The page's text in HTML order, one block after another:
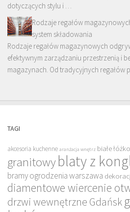
dotyczących stylu i …
Rodzaje regałów
system składowania
Rodzaje regałów magazynowych
efektywnym zarządzaniu przestrzenią i
magazynach. Od tradycyjnych regałów
TAGI
akcesoria kuchenne aranżacja wnętrz białe
granitowyblaty z
bramy ogrodzenia warszawa
diamentowe wiercenie
drzwi wewnętrzne Gdańsk